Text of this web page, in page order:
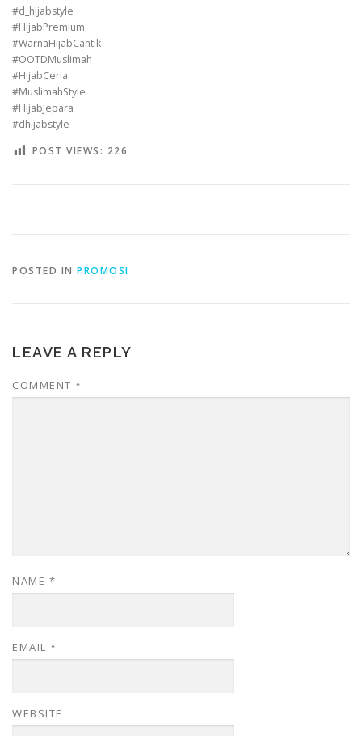
#d_hijabstyle
#HijabPremium
#WarnaHijabCantik
#OOTDMuslimah
#HijabCeria
#MuslimahStyle
#HijabJepara
#dhijabstyle
POST VIEWS: 226
POSTED IN PROMOSI
LEAVE A REPLY
COMMENT *
NAME *
EMAIL *
WEBSITE